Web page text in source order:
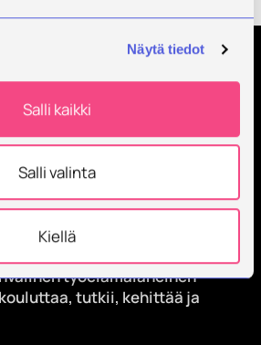
Näytä tiedot
Salli kaikki
Salli valinta
Kiellä
uutiskirje
työelämäläheinen
tutkii, kehittää ja